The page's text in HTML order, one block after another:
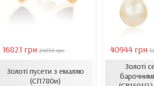
16821 грн 24030 грн
Золоті пусети з емаллю
(СП780и)
40944 грн
Золоті